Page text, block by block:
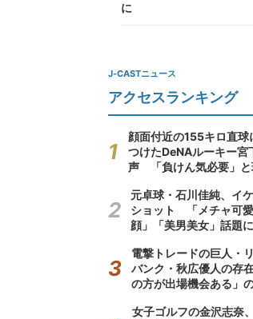
に
J-CASTニュース
アクセスランキング
顔面付近の155キロ直球
つけたDeNAルーキー宮
声 「負けん気必要」と
元卓球・石川佳純、イ
ショット 「メチャ可
顔」「美男美女」話題に
電撃トレードの巨人・
バンク・秋広優人の存
の方が出場機会ある」
女子ゴルフの金沢志奈